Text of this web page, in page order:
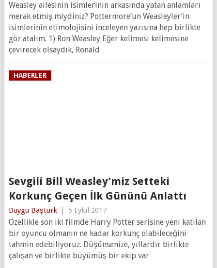
Weasley ailesinin isimlerinin arkasında yatan anlamları
merak etmiş miydiniz? Pottermore’un Weasleyler’in
isimlerinin etimolojisini inceleyen yazısına hep birlikte
göz atalım. 1) Ron Weasley Eğer kelimesi kelimesine
çevirecek olsaydık, Ronald
HABERLER
Sevgili Bill Weasley’miz Setteki
Korkunç Geçen İlk Gününü Anlattı
Duygu Baştürk | 5 Eylül 2017
Özellikle son iki filmde Harry Potter serisine yeni katılan
bir oyuncu olmanın ne kadar korkunç olabileceğini
tahmin edebiliyoruz. Düşünsenize, yıllardır birlikte
çalışan ve birlikte büyümüş bir ekip var